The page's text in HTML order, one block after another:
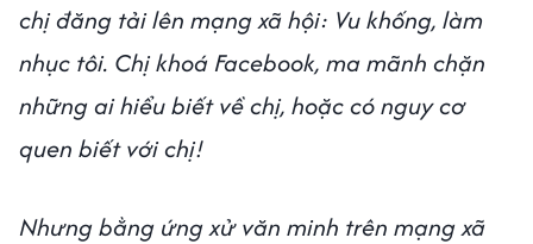
chị đăng tải lên mạng xã hội: Vu khống, làm
nhục tôi. Chị khoá Facebook, ma mãnh chặn
những ai hiểu biết về chị, hoặc có nguy cơ
quen biết với chị!
Nhưng bằng ứng xử văn minh trên mạng xã